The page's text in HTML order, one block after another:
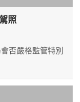
照
否嚴格監管特別